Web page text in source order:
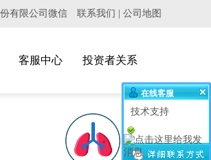
有限公司微信 联系我们 公司地图
客服中心 投资者关系
>
在线客服
技术支持